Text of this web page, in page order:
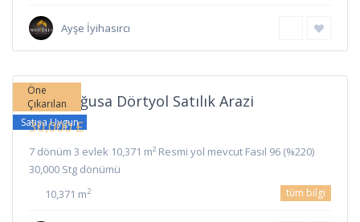
Ayşe İyihasırcı
Dörtyol
Öne
Çıkarılan
Satışa Uygun
Gazimağusa Dörtyol Satılık Arazi
30,000 £
7 dönüm 3 evlek 10,371 m² Resmi yol mevcut Fasıl 96 (%220)
30,000 Stg dönümü
10,371 m2 tüm bilgi